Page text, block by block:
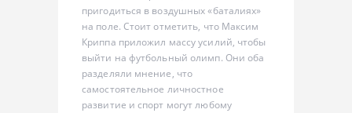
пригодиться в воздушных «баталиях»
на поле. Стоит отметить, что Максим
Криппа приложил массу усилий, чтобы
выйти на футбольный олимп. Они оба
разделяли мнение, что
самостоятельное личностное
развитие и спорт могут любому